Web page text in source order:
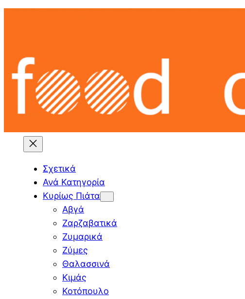
Skip
Σχετικά
Ανά Κατηγορία
Κυρίως Πιάτα
Αβγά
Ζαρζαβατικά
Ζυμαρικά
Ζύμες
Θαλασσινά
Κιμάς
Κοτόπουλο